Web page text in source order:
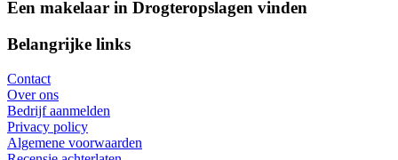
Een makelaar in Drogteropslagen vinden
Belangrijke links
Contact
Over ons
Bedrijf aanmelden
Privacy policy
Algemene voorwaarden